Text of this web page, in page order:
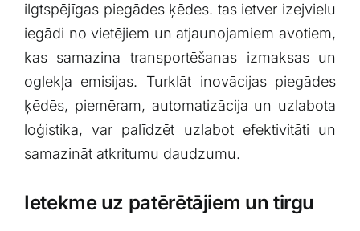
⁤ilgtspējīgas‌ piegādes ķēdes. tas ietver izejvielu
iegādi no vietējiem un ​atjaunojamiem avotiem,
kas samazina transportēšanas izmaksas un
oglekļa emisijas. ⁤Turklāt​ inovācijas piegādes
ķēdēs, piemēram, ‌automatizācija ‌un uzlabota
‌loģistika, var palīdzēt uzlabot efektivitāti un
samazināt atkritumu daudzumu.
Ietekme ⁣uz‍ patērētājiem un tirgu